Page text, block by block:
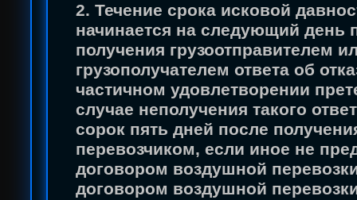
2. Течение срока исковой
начинается на следующий день
получения грузоотправителем
грузополучателем ответа об
частичном удовлетворении
случае неполучения такого
сорок пять дней после
перевозчиком, если иное не
договором воздушной
договором воздушной